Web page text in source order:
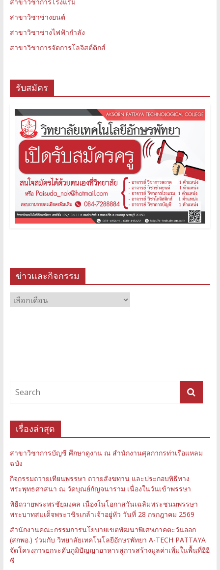
สาขาวิชาช่างยนต์
สาขาวิชาช่างไฟฟ้ากำลัง
สาขาวิชาการจัดการโลจิสต์ติกส์
รับสมัคร
ข่าวและกิจกรรม
ข่าว
และ
เรื่องล่าสุด
สาขาวิชาการบัญชี ศึกษาดูงาน ณ สำนักงานศุลกากรท่าเรือแหลม
ฉบัง
กิจกรรมถวายเทียนพรรษา ถวายสังฆทาน และประกอบพิธีทาง
พระพุทธศาสนา ณ วัดบุณย์กัญจนาราม เนื่องในวันเข้าพรรษา
พิธีถวายพระพรชัยมงคล เนื่องในโอกาสวันเฉลิมพระชนมพรรษา
พระบาทสมเด็จพระวชิรเกล้าเจ้าอยู่หัว วันที่ 28 กรกฎาคม 2569
สำนักงานคณะกรรมการนโยบายเขตพัฒนาพิเศษภาคตะวันออก
(สกพอ.) ร่วมกับ วิทยาลัยเทคโนโลยีอักษรพัทยา A-TECH PATTAYA
จัดโครงการยกระดับภูมิปัญญาอาหารสู่การสร้างมูลค่าเพิ่มในพื้นที่อีอี
ซี